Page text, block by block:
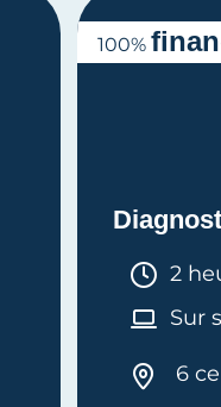
2
Sur
6
100%